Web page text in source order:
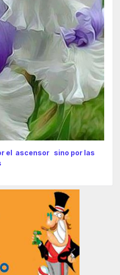
el ascensor sino por las